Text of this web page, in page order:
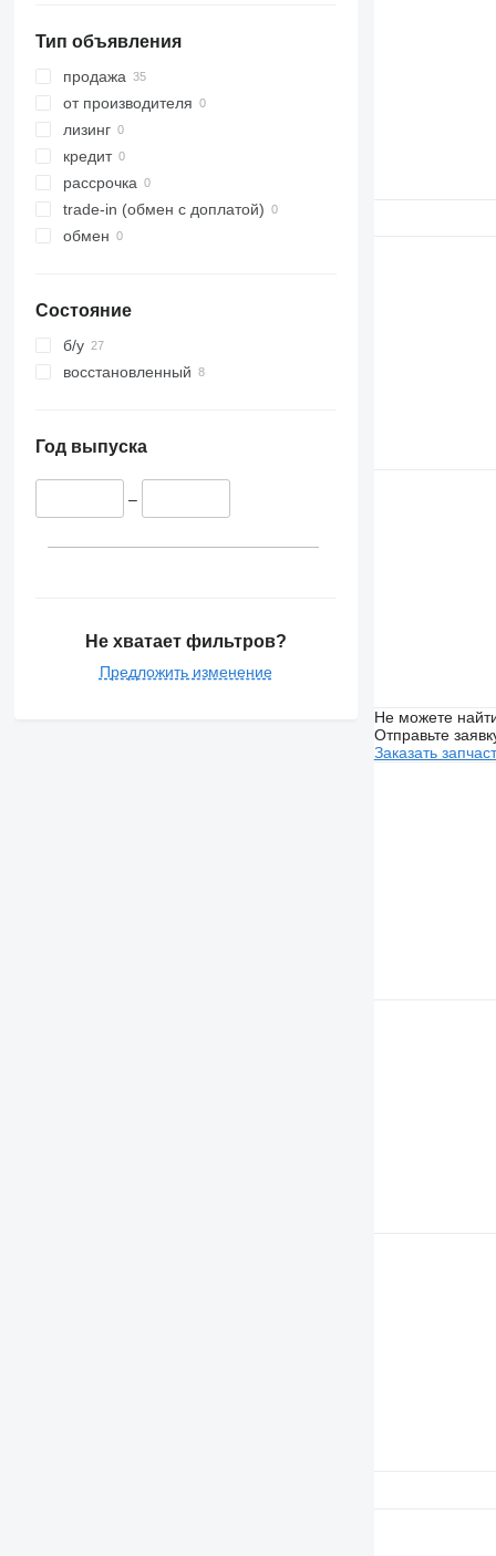
Тип объявления
продажа
от производителя
лизинг
кредит
рассрочка
trade-in (обмен с доплатой)
обмен
Состояние
б/у
восстановленный
Год выпуска
–
Не хватает фильтров?
Предложить изменение
Не можете
Отправьте
Заказать